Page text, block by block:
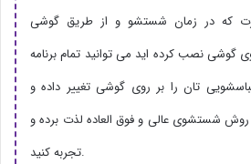
که در زمان شستشو و از طریق گوشی
گوشی نصب کرده اید می توانید تمام برنامه
تان را بر روی گوشی تغییر داده و
شستشوی عالی و فوق العاده لذت برده و
تجربه کنید.